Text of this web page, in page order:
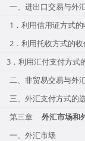
一、进出口交易与外
1．利用信用证方式
2．利用托收方式的收
3．利用汇付支付方式
二、非贸易交易与外
三、外汇支付方式的
第三章
外汇市场和
一、外汇市场